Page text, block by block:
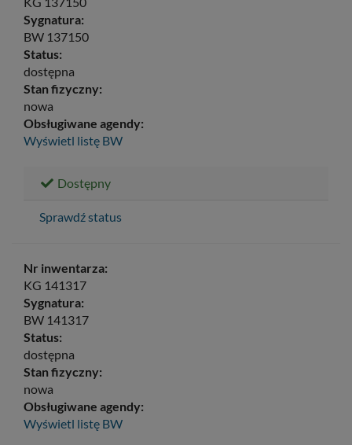
Sygnatura:
BW 137150
Status:
dostępna
Stan fizyczny:
nowa
Obsługiwane agendy:
Wyświetl listę BW
Dostępny
Sprawdź status
Nr inwentarza:
KG 141317
Sygnatura:
BW 141317
Status:
dostępna
Stan fizyczny:
nowa
Obsługiwane agendy:
Wyświetl listę BW